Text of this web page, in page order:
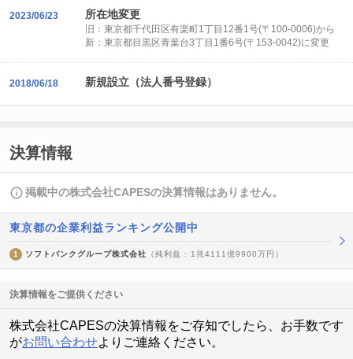
2023/06/23 所在地変更
旧：東京都千代田区有楽町1丁目12番1号(〒100-0006)から
新：東京都目黒区青葉台3丁目1番6号(〒153-0042)に変更
2018/06/18 新規設立（法人番号登録）
決算情報
掲載中の株式会社CAPESの決算情報はありません。
東京都の企業利益ランキング公開中
1 ソフトバンクグループ株式会社 （純利益 : 1兆4111億9900万円）
決算情報をご提供ください
株式会社CAPESの決算情報をご存知でしたら、お手数です
がお問い合わせよりご連絡ください。